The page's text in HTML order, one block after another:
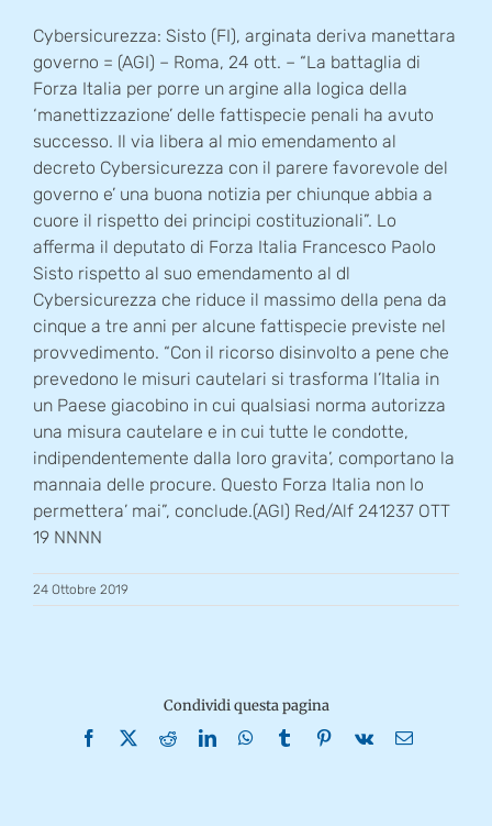
Cybersicurezza: Sisto (FI), arginata deriva manettara
governo = (AGI) – Roma, 24 ott. – “La battaglia di
Forza Italia per porre un argine alla logica della
‘manettizzazione’ delle fattispecie penali ha avuto
successo. Il via libera al mio emendamento al
decreto Cybersicurezza con il parere favorevole del
governo e’ una buona notizia per chiunque abbia a
cuore il rispetto dei principi costituzionali”. Lo
afferma il deputato di Forza Italia Francesco Paolo
Sisto rispetto al suo emendamento al dl
Cybersicurezza che riduce il massimo della pena da
cinque a tre anni per alcune fattispecie previste nel
provvedimento. “Con il ricorso disinvolto a pene che
prevedono le misuri cautelari si trasforma l’Italia in
un Paese giacobino in cui qualsiasi norma autorizza
una misura cautelare e in cui tutte le condotte,
indipendentemente dalla loro gravita’, comportano la
mannaia delle procure. Questo Forza Italia non lo
permettera’ mai”, conclude.(AGI) Red/Alf 241237 OTT
19 NNNN
24 Ottobre 2019
Condividi questa pagina
Facebook
X RedditLinkedInWhatsApp
TumblrPinterest
Vk Email